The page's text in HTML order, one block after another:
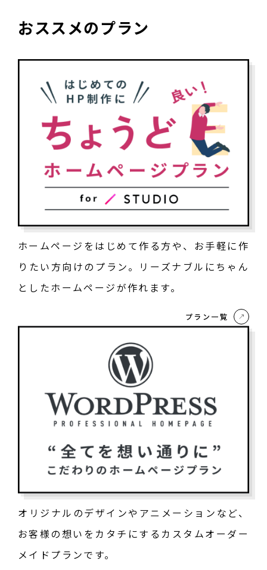
おススメのプラン
ホームページをはじめて作る方や、お手軽に作
りたい方向けのプラン。リーズナブルにちゃん
としたホームページが作れます。
プラン一覧
オリジナルのデザインやアニメーションなど、
お客様の想いをカタチにするカスタムオーダー
メイドプランです。